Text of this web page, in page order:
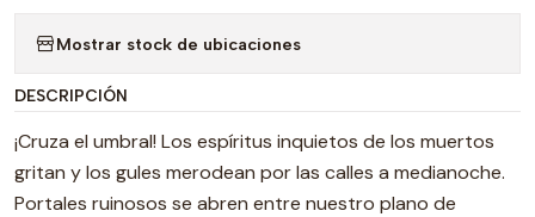
Mostrar stock de ubicaciones
DESCRIPCIÓN
¡Cruza el umbral! Los espíritus inquietos de los muertos
gritan y los gules merodean por las calles a medianoche.
Portales ruinosos se abren entre nuestro plano de